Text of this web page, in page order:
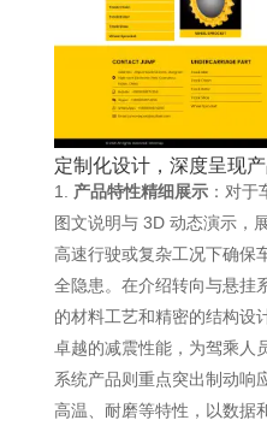
定制化设计，深度呈现
产品特性精细展示：对于
图文说明与 3D 动态演示，
高速行驶或复杂工况下确保
全隐患。在介绍转向与悬挂
的材料工艺和精密的结构设
卓越的减震性能，为驾乘人
系统产品则重点突出制动响
高温、耐磨等特性，以数据